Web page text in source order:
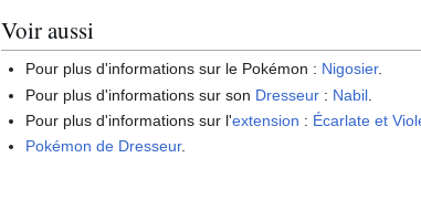
Voir aussi
Pour plus d'informations sur le Pokémon : Nigosier.
Pour plus d'informations sur son Dresseur : Nabil
Pour plus d'informations sur l'extension : Écarlate et
Pokémon de Dresseur.